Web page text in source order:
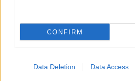
CONFIRM
Data Deletion Data Access
szabályzatot!
FELIRATKOZÁS